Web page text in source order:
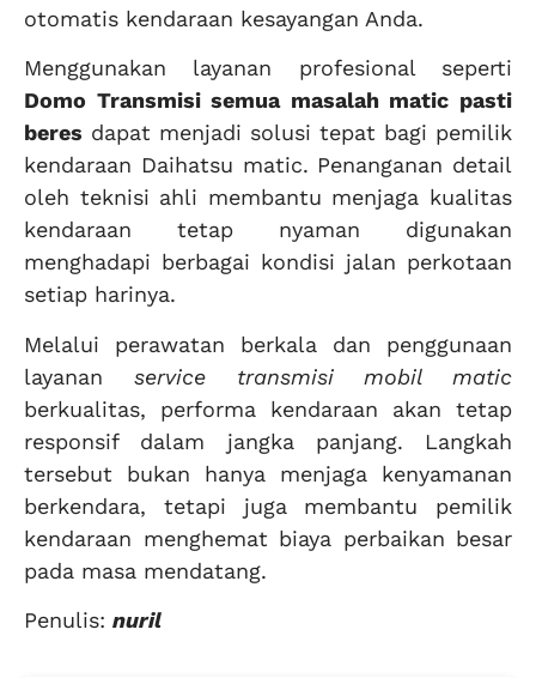
otomatis kendaraan kesayangan Anda.
Menggunakan layanan profesional seperti
Domo Transmisi semua masalah matic pasti
beres dapat menjadi solusi tepat bagi pemilik
kendaraan Daihatsu matic. Penanganan detail
oleh teknisi ahli membantu menjaga kualitas
kendaraan tetap nyaman digunakan
menghadapi berbagai kondisi jalan perkotaan
setiap harinya.
Melalui perawatan berkala dan penggunaan
layanan service transmisi mobil matic
berkualitas, performa kendaraan akan tetap
responsif dalam jangka panjang. Langkah
tersebut bukan hanya menjaga kenyamanan
berkendara, tetapi juga membantu pemilik
kendaraan menghemat biaya perbaikan besar
pada masa mendatang.
Penulis: nuril